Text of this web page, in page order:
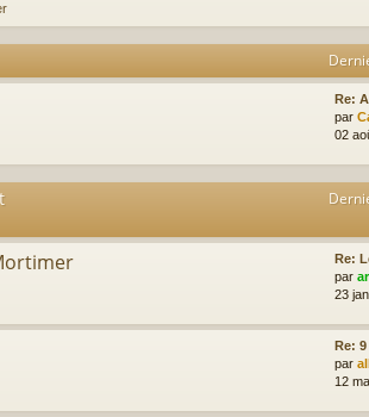
Re:
par
02
Re:
par
23
Re:
par
12